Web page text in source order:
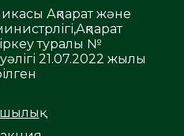
Ақпарат және
туралы №
21.07.2022 жылы